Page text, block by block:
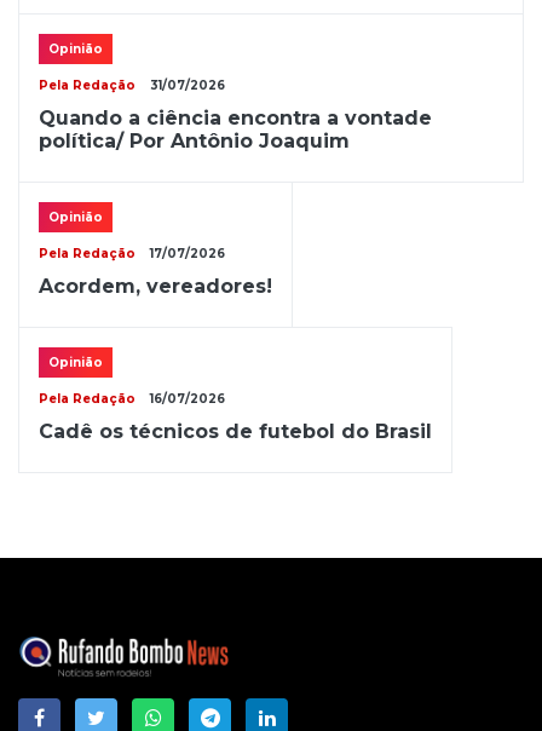
Opinião
Pela Redação 31/07/2026
Quando a ciência encontra a vontade
política/ Por Antônio Joaquim
Opinião
Pela Redação 17/07/2026
Acordem, vereadores!
Opinião
Pela Redação 16/07/2026
Cadê os técnicos de futebol do Brasil